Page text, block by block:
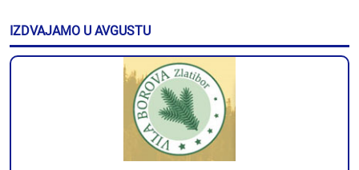
IZDVAJAMO U AVGUSTU